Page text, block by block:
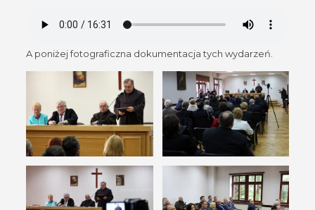
A poniżej fotograficzna dokumentacja tych wydarzeń.